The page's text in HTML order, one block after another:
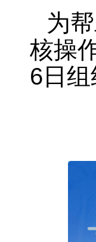
为
核操
6日